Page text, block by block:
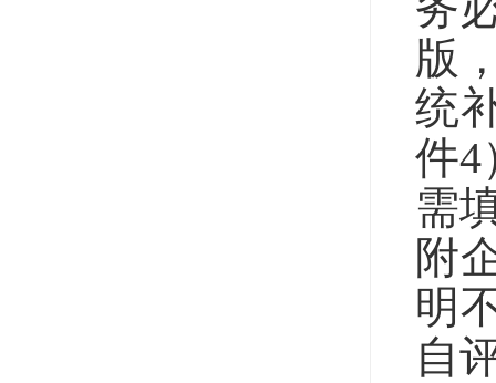
版
统
件4
需
附
明
自